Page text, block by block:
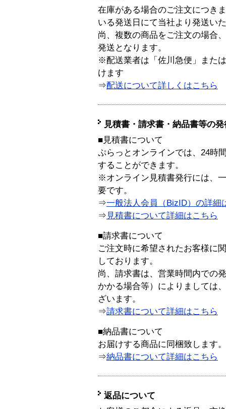
在庫がある場合のご注文につき
いる発送日にて当社より発送い
尚、複数の商品をご注文の場合
発送となります。
※配送業者は「佐川急便」また
けます
⇒配送について詳しくはこちら
見積書・請求書・納品書等の
■見積書について
ぷらっとオンラインでは、24時
することができます。
※オンライン見積書発行には、
要です。
⇒一般法人会員（BizID）の詳細
⇒ 見積書について詳細はこちら
■請求書について
ご注文時に希望されたお客様に
しております。
尚、請求書は、営業時間内での
かかる場合等）によりましては
ざいます。
⇒請求書について詳細はこちら
■納品書について
お届けする商品に同梱致します。
⇒納品書について詳細はこちら
返品について